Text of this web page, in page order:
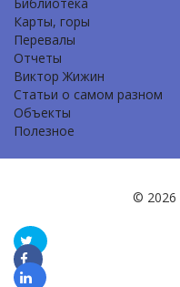
Карты, горы
Перевалы
Отчеты
Виктор Жижин
Статьи о самом разном
Объекты
Полезное
© 2026